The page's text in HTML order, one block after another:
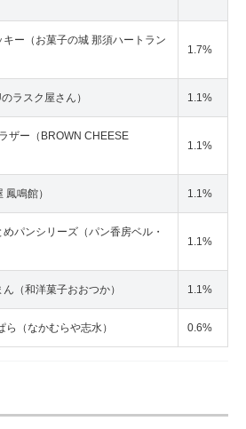
キー（お菓子の城 那須ハートラン
1.7%
ラスク屋さん） 1.1%
ザー（BROWN CHEESE
1.1%
鳴館） 1.1%
パンシリーズ（パン香房ベル・
1.1%
（和洋菓子おおつか） 1.1%
（なかむらや志水） 0.6%